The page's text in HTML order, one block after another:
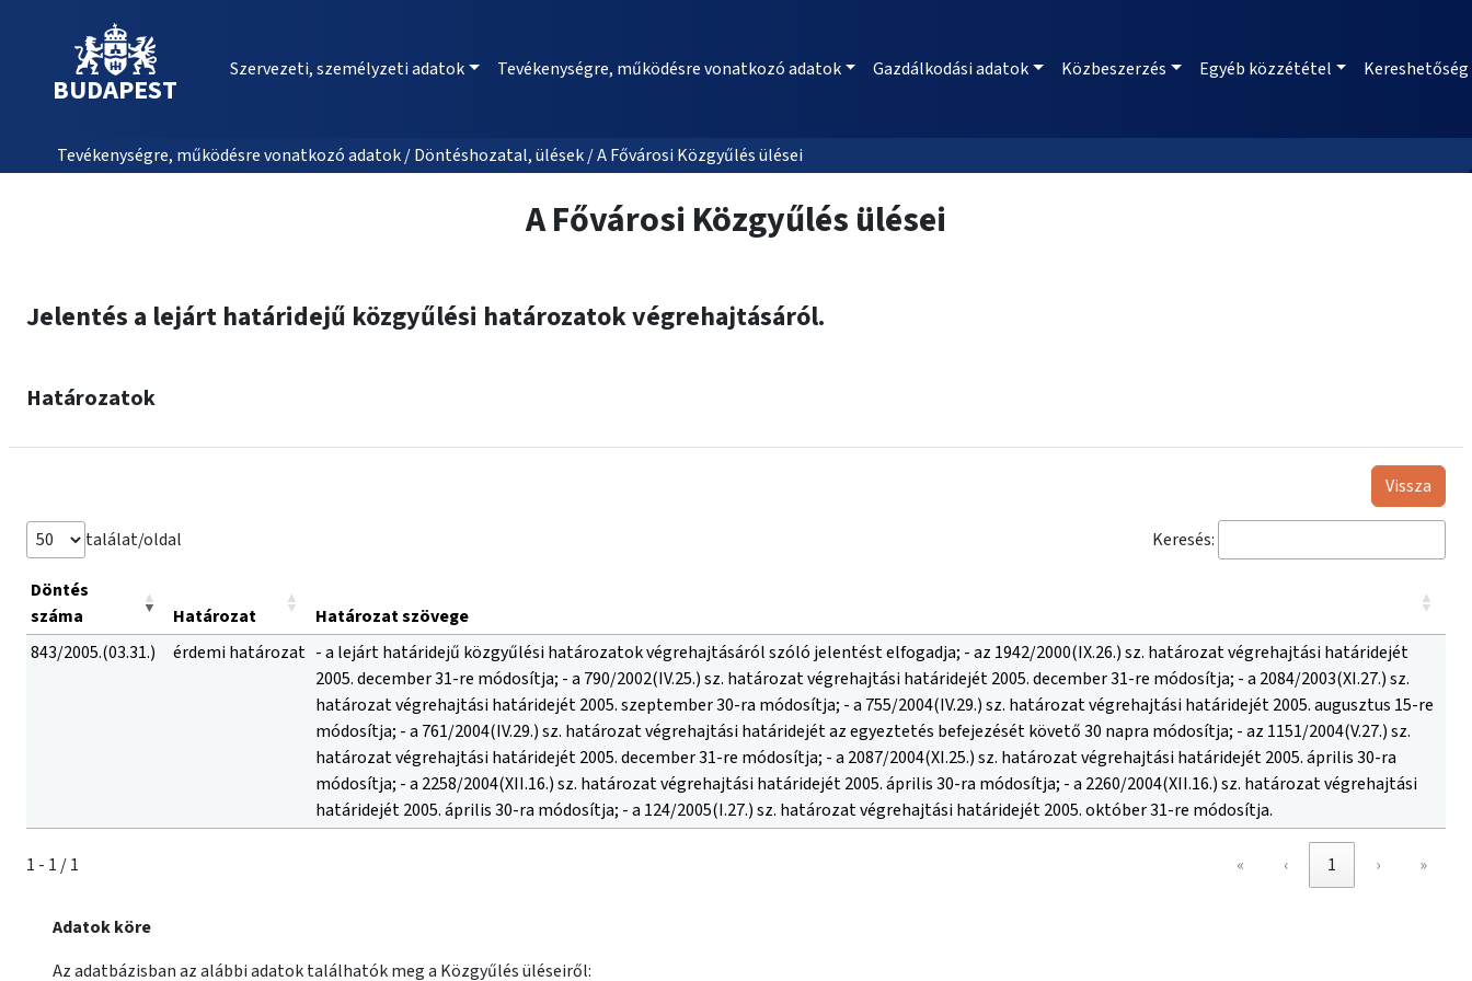
BUDAPEST
Szervezeti, személyzeti adatok Tevékenységre, működésre vonatkozó adatok Gazdálkodási adatok Közbeszerzés Egyéb közzététel Kereshetőség
Tevékenységre, működésre vonatkozó adatok / Döntéshozatal, ülések / A Fővárosi Közgyűlés ülései
A Fővárosi Közgyűlés ülései
Jelentés a lejárt határidejű közgyűlési határozatok végrehajtásáról.
Határozatok
Vissza
találat/oldal Keresés:
Döntés
száma
Határozat
Határozat szövege
843/2005.(03.31.)
érdemi határozat - a lejárt határidejű közgyűlési határozatok végrehajtásáról szóló jelentést elfogadja; - az 1942/2000(IX.26.) sz. határozat végrehajtási határidejét
2005. december 31-re módosítja; - a 790/2002(IV.25.) sz. határozat végrehajtási határidejét 2005. december 31-re módosítja; - a 2084/2003(XI.27.) sz.
határozat végrehajtási határidejét 2005. szeptember 30-ra módosítja; - a 755/2004(IV.29.) sz. határozat végrehajtási határidejét 2005. augusztus 15-re
módosítja; - a 761/2004(IV.29.) sz. határozat végrehajtási határidejét az egyeztetés befejezését követő 30 napra módosítja; - az 1151/2004(V.27.) sz.
határozat végrehajtási határidejét 2005. december 31-re módosítja; - a 2087/2004(XI.25.) sz. határozat végrehajtási határidejét 2005. április 30-ra
módosítja; - a 2258/2004(XII.16.) sz. határozat végrehajtási határidejét 2005. április 30-ra módosítja; - a 2260/2004(XII.16.) sz. határozat végrehajtási
határidejét 2005. április 30-ra módosítja; - a 124/2005(I.27.) sz. határozat végrehajtási határidejét 2005. október 31-re módosítja.
1 - 1 / 1 « ‹ 1 › »
Adatok köre
Az adatbázisban az alábbi adatok találhatók meg a Közgyűlés üléseiről: